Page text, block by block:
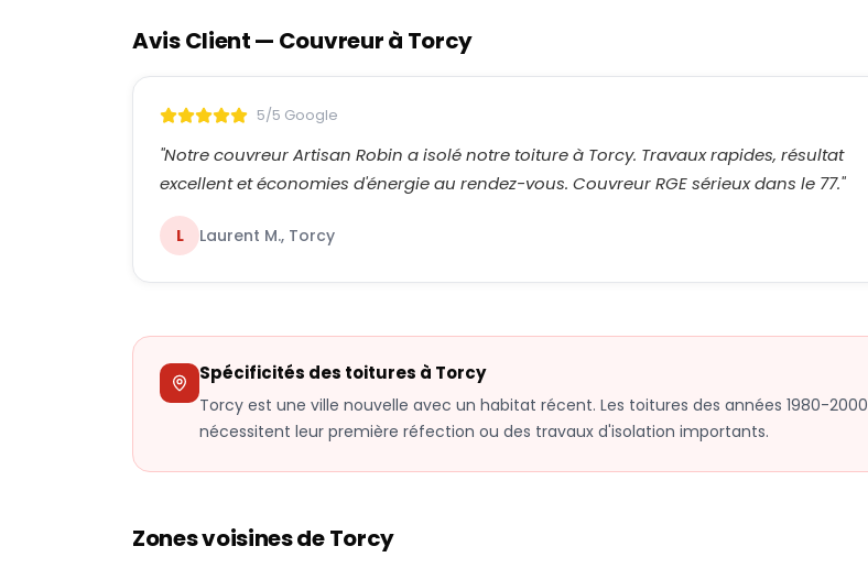
Avis Client — Couvreur à Torcy
5/5 Google
"Notre couvreur Artisan Robin a isolé notre toiture à Torcy. Travaux rapides, résultat
excellent et économies d'énergie au rendez-vous. Couvreur RGE sérieux dans le 77."
L Laurent M., Torcy
Spécificités des toitures à Torcy
Torcy est une ville nouvelle avec un habitat récent. Les toitures des années 1980-2000
nécessitent leur première réfection ou des travaux d'isolation importants.
Zones voisines deTorcy